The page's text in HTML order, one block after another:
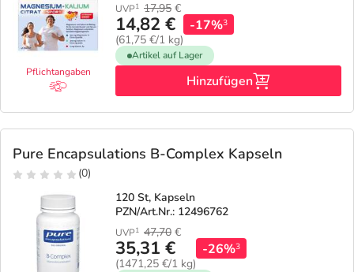
Pflichtangaben
UVP1 17,95 €
14,82 €
(61,75 €/1 kg)
-17%3
Artikel auf Lager
Hinzufügen
Pure Encapsulations B-Complex Kapseln
(0)
120 St, Kapseln
PZN/Art.Nr.: 12496762
UVP1 47,70 €
35,31 €
(1471,25 €/1 kg)
-26%3